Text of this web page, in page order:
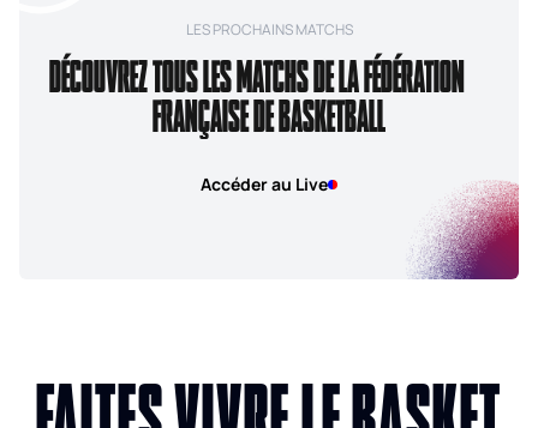
LES PROCHAINS MATCHS
DÉCOUVREZ TOUS LES MATCHS DE LA FÉDÉRATION
FRANÇAISE DE BASKETBALL
Accéder au Live